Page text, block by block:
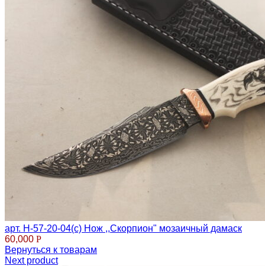
арт. Н-57-20-04(с) Нож ,,Скорпион" мозаичный дамаск
60,000 Р
Вернуться к товарам
Next product